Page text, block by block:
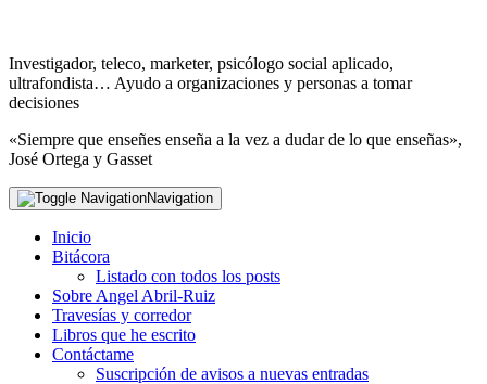
Investigador, teleco, marketer, psicólogo social aplicado,
ultrafondista… Ayudo a organizaciones y personas a tomar
decisiones
«Siempre que enseñes enseña a la vez a dudar de lo que enseñas»,
José Ortega y Gasset
Navigation
Inicio
Bitácora
Listado con todos los posts
Sobre Angel Abril-Ruiz
Travesías y corredor
Libros que he escrito
Contáctame
Suscripción de avisos a nuevas entradas